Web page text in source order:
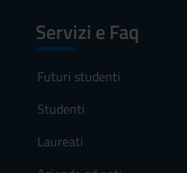
Servizi e Faq
Futuri studenti
Studenti
Laureati